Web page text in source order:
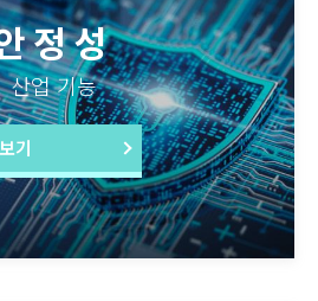
정성
산업 기능
기